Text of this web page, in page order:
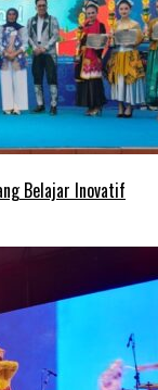
Belajar Inovatif